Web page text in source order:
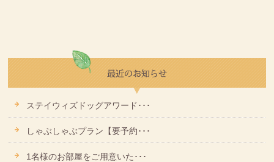
ステイウィズドッグアワード･･･
しゃぶしゃぶプラン【要予約･･･
1名様のお部屋をご用意いた･･･